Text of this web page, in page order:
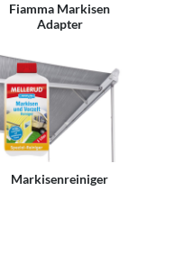
Fiamma Markisen
Adapter
Markisenreiniger